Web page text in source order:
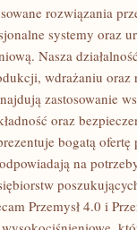
rozwiązania
systemy oraz
Nasza
wdrażaniu oraz
zastosowanie
oraz
bogatą ofertę
na
Przemysł 4.0 i